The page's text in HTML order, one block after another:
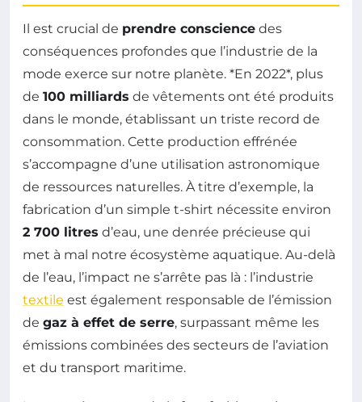
Il est crucial de prendre conscience des
conséquences profondes que l’industrie de la
mode exerce sur notre planète. *En 2022*, plus
de 100 milliards de vêtements ont été produits
dans le monde, établissant un triste record de
consommation. Cette production effrénée
s’accompagne d’une utilisation astronomique
de ressources naturelles. À titre d’exemple, la
fabrication d’un simple t-shirt nécessite environ
2 700 litres d’eau, une denrée précieuse qui
met à mal notre écosystème aquatique. Au-delà
de l’eau, l’impact ne s’arrête pas là : l’industrie
textile est également responsable de l’émission
de gaz à effet de serre, surpassant même les
émissions combinées des secteurs de l’aviation
et du transport maritime.